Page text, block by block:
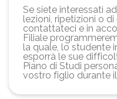
Se siete interessati
lezioni, ripetizioni o
contattateci e in
Filiale
la quale, lo studente
esporrà le sue
Piano di Studi
vostro figlio durante